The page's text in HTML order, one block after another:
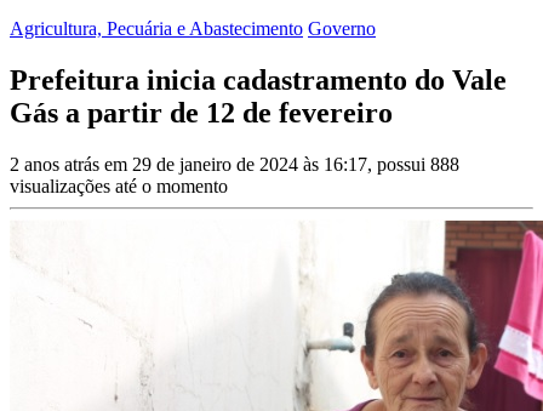
Agricultura, Pecuária e Abastecimento Governo
Prefeitura inicia cadastramento do Vale
Gás a partir de 12 de fevereiro
2 anos atrás em 29 de janeiro de 2024 às 16:17, possui 888
visualizações até o momento